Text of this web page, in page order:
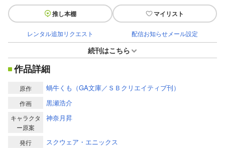
推し本棚 マイリスト
レンタル追加リクエスト 配信お知らせメール設定
続刊はこちら
作品詳細
原作 蝸牛くも（GA文庫／ＳＢクリエイティブ刊）
作画 黒瀬浩介
キャラクタ
ー原案
神奈月昇
発行 スクウェア・エニックス